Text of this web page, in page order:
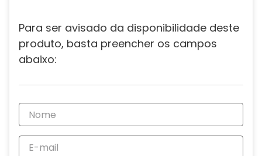
Para ser avisado da disponibilidade deste
produto, basta preencher os campos
abaixo: